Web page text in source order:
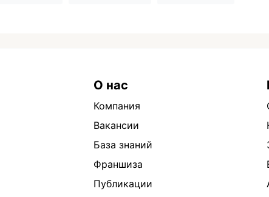
О нас
Компания
Вакансии
База знаний
Франшиза
Публикации